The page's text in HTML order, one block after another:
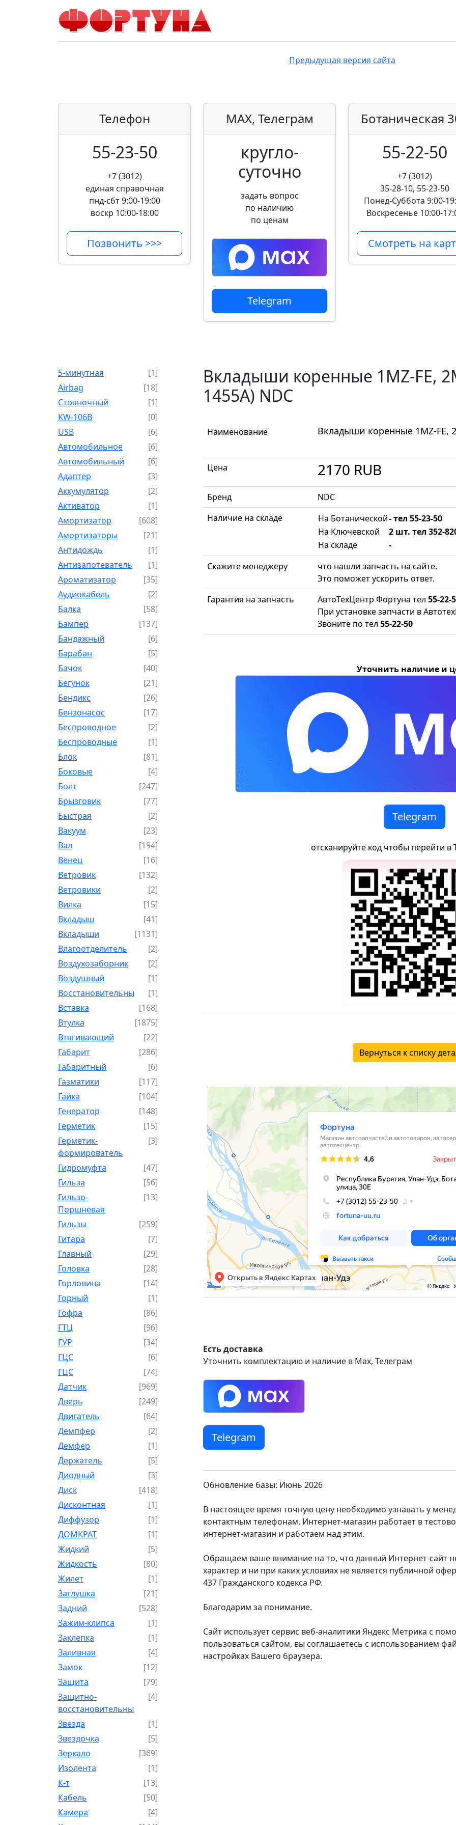
Предыдущая версия сайта
Телефон
55-23-50
+7 (3012)
единая справочная
пнд-сбт 9:00-19:00
воскр 10:00-18:00
Позвонить >>>
MAX, Телеграм
кругло­
суточно
задать вопрос
по наличию
по ценам
Telegram
Ботаническая
55-22-50
+7 (3012)
35-28-10, 55-23-50
Понед-Суббота 9:00-
Воскресенье 10:00-
Смотреть на
5-минутная
[1]
Airbag
[18]
Cтояночный
[1]
KW-106B
[0]
USB
[6]
Автомобильное
[6]
Автомобильный
[6]
Адаптер
[3]
Аккумулятор
[2]
Активатор
[1]
Амортизатор
[608]
Амортизаторы
[21]
Антидождь
[1]
Антизапотеватель
[1]
Ароматизатор
[35]
Аудиокабель
[2]
Балка
[58]
Бампер
[137]
Бандажный
[6]
Барабан
[5]
Бачок
[40]
Бегунок
[21]
Бендикс
[26]
Бензонасос
[17]
Беспроводное
[2]
Беспроводные
[1]
Блок
[81]
Боковые
[4]
Болт
[247]
Брызговик
[77]
Быстрая
[2]
Вакуум
[23]
Вал
[194]
Венец
[16]
Ветровик
[132]
Ветровики
[2]
Вилка
[15]
Вкладыш
[41]
Вкладыши
[1131]
Влагоотделитель
[2]
Воздухозаборник
[2]
Воздушный
[1]
Восстановительный
[1]
Вставка
[168]
Втулка
[1875]
Втягивающий
[22]
Габарит
[286]
Габаритный
[6]
Газматики
[117]
Гайка
[104]
Генератор
[148]
Герметик
[15]
Герметик-
формирователь
[3]
Гидромуфта
[47]
Гильза
[56]
Гильзо-
Поршневая
[13]
Гильзы
[259]
Гитара
[7]
Главный
[29]
Головка
[28]
Горловина
[14]
Горный
[1]
Гофра
[86]
ГТЦ
[96]
ГУР
[34]
ГЦC
[6]
ГЦС
[74]
Датчик
[969]
Дверь
[249]
Двигатель
[64]
Демпфер
[2]
Демфер
[1]
Держатель
[5]
Диодный
[3]
Диск
[418]
Дисконтная
[1]
Диффузор
[1]
ДОМКРАТ
[1]
Жидкий
[5]
Жидкость
[80]
Жилет
[1]
Заглушка
[21]
Задний
[528]
Зажим-клипса
[1]
Заклепка
[1]
Заливная
[4]
Замок
[12]
Защита
[79]
Защитно-
восстановительный
[4]
Звезда
[1]
Звездочка
[5]
Зеркало
[369]
Изолента
[1]
К-т
[13]
Кабель
[50]
Камера
[4]
Вкладыши коренные 1MZ-FE,
1455A) NDC
Наименование Вкладыши коренные 1MZ-FE,
Цена 2170 RUB
Бренд
NDC
Наличие на складе
На Ботанической- тел 55-23-50
На Ключевской
2 шт. тел 352-
На складе
-
Скажите менеджеру
что нашли запчасть на сайте.
Это поможет ускорить ответ.
Гарантия на запчасть
АвтоТехЦентр Фортуна тел 55-22-
При установке запчасти в
Звоните по тел 55-22-50
Уточнить наличие и
Telegram
отсканируйте код чтобы перейти в
Вернуться к списку
Есть доставка
Уточнить комплектацию и наличие в Max, Телеграм
Telegram
Обновление базы: Июнь 2026
В настоящее время точную цену необходимо узнавать у
контактным телефонам. Интернет-магазин работает в
интернет-магазин и работаем над этим.
Обращаем ваше внимание на то, что данный Интернет-сайт
характер и ни при каких условиях не является публичной
437 Гражданского кодекса РФ.
Благодарим за понимание.
Сайт использует сервис веб-аналитики Яндекс Метрика с
пользоваться сайтом, вы соглашаетесь с использованием
настройках Вашего браузера.